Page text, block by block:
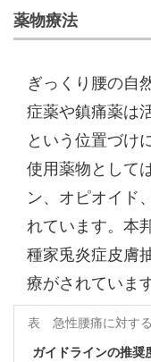
薬物療法
ぎっくり腰の自
症薬や鎮痛薬は
という位置づけ
使用薬物として
ン、オピオイド
れています。本
種家兎炎症皮膚
療がされています
表 急性腰痛に対す
ガイドラインの推奨